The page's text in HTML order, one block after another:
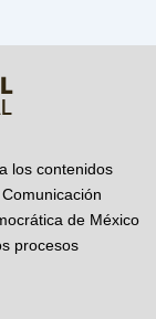
los contenidos
de México
procesos